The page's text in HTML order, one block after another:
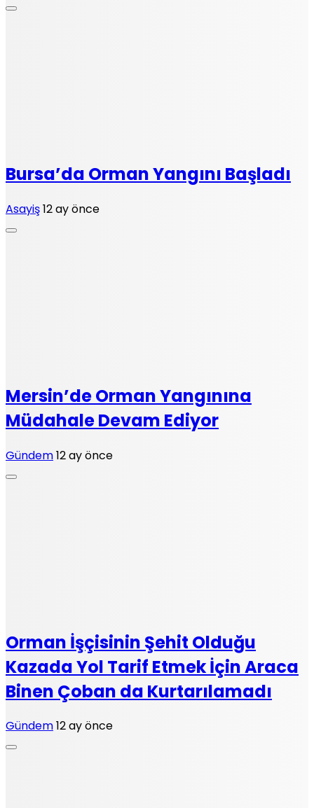
Bursa’da Orman Yangını Başladı
Asayiş12 ay önce
Mersin’de Orman Yangınına
Müdahale Devam Ediyor
Gündem12 ay önce
Orman İşçisinin Şehit Olduğu
Kazada Yol Tarif Etmek İçin Araca
Binen Çoban da Kurtarılamadı
Gündem12 ay önce